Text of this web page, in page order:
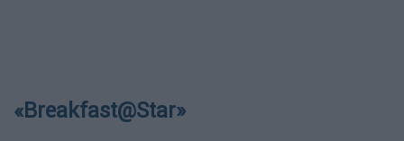
«Breakfast@Star»